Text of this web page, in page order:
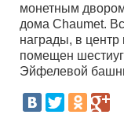
монетным
дома Chaumet.
награды, в
помещен
Эйфелевой